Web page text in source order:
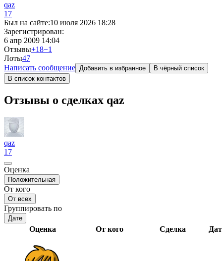
qaz
17
Был на сайте:10 июля 2026 18:28
Зарегистрирован:
6 апр 2009 14:04
Отзывы+18−1
Лоты47
Написать сообщение Добавить в избранное
В чёрный список
В список контактов
Отзывы о сделках qaz
qaz
17
Оценка
Положительная
От кого
От всех
Группировать по
Дате
Оценка От кого Сделка